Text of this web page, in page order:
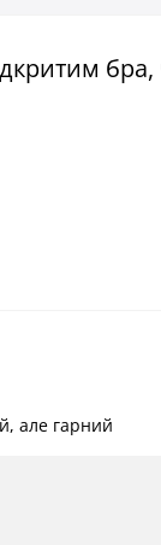
але гарний